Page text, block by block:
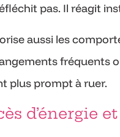
pas. Il réagit
aussi les
fréquents
plus prompt à ruer.
d’énergie